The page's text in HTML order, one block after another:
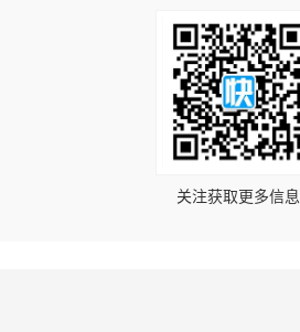
关注获取更多信息